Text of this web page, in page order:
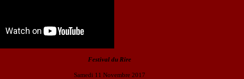
Festival du Rire
Samedi 11 Novembre 2017